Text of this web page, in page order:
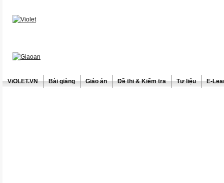
ViOLET.VN Bài giảng Giáo án Đề thi & Kiểm tra Tư liệu E-